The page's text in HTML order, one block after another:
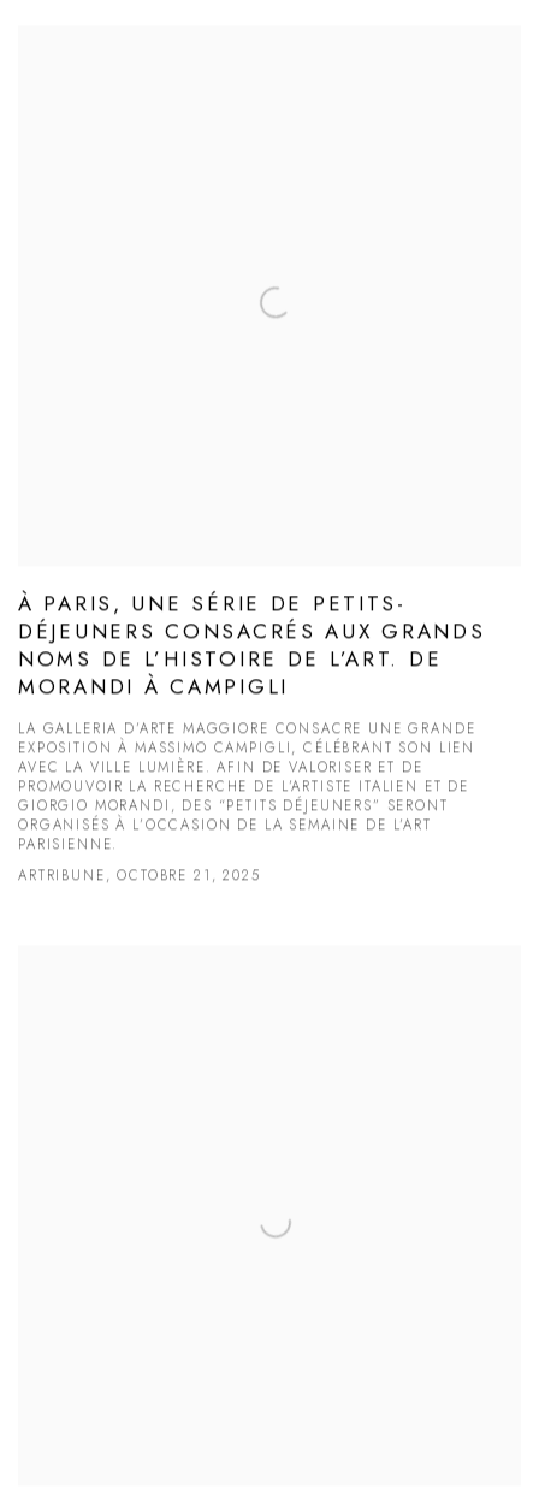
À PARIS, UNE SÉRIE DE PETITS-
DÉJEUNERS CONSACRÉS AUX GRANDS
NOMS DE L’HISTOIRE DE L’ART. DE
MORANDI À CAMPIGLI
LA GALLERIA D’ARTE MAGGIORE CONSACRE UNE GRANDE
EXPOSITION À MASSIMO CAMPIGLI, CÉLÉBRANT SON LIEN
AVEC LA VILLE LUMIÈRE. AFIN DE VALORISER ET DE
PROMOUVOIR LA RECHERCHE DE L’ARTISTE ITALIEN ET DE
GIORGIO MORANDI, DES “PETITS DÉJEUNERS” SERONT
ORGANISÉS À L’OCCASION DE LA SEMAINE DE L’ART
PARISIENNE.
ARTRIBUNE, OCTOBRE 21, 2025